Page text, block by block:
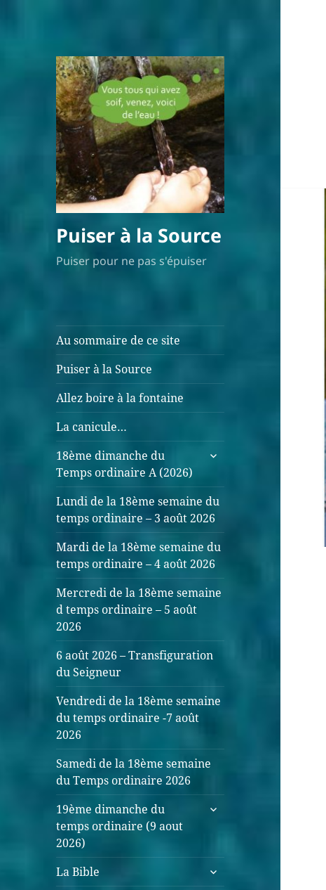
Puiser à la Source
Puiser pour ne pas s'épuiser
Au sommaire de ce site
Puiser à la Source
Allez boire à la fontaine
La canicule…
18ème dimanche du
Temps ordinaire A (2026)
Lundi de la 18ème semaine du
temps ordinaire – 3 août 2026
Mardi de la 18ème semaine du
temps ordinaire – 4 août 2026
Mercredi de la 18ème semaine
d temps ordinaire – 5 août
2026
6 août 2026 – Transfiguration
du Seigneur
Vendredi de la 18ème semaine
du temps ordinaire -7 août
2026
Samedi de la 18ème semaine
du Temps ordinaire 2026
19ème dimanche du
temps ordinaire (9 aout
2026)
La Bible